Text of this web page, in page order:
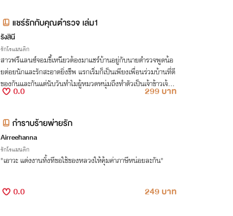
แชร์รักกับคุณตำรวจ เล่ม1
รังสินี
รักโรแมนติก
สาวฟรีแลนซ์จอมขี้เหนียวต้องมาแชร์บ้านอยู่กับนายตำรวจพูดน้อ
ยต่อยนักและรักสะอาดยิ่งชีพ แรกเริ่มก็เป็นเพียงเพื่อนร่วมบ้านที่ดี
ของกันและกันแต่นับวันทำไมผู้หมวดหนุ่มถึงทำตัวเป็นเจ้าข้าวเจ้าข
องเธอนัก
0.0 299 บาท
กำราบร้ายพ่ายรัก
Airreehanna
รักโรแมนติก
"เอาวะ แต่งงานทั้งทีขอใช้ของหลวงให้คุ้มค่าภาษีหน่อยละกัน"
0.0 249 บาท